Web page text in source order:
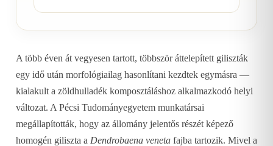
A több éven át vegyesen tartott, többször áttelepített giliszták
egy idő után morfológiailag hasonlítani kezdtek egymásra —
kialakult a zöldhulladék komposztáláshoz alkalmazkodó helyi
változat. A Pécsi Tudományegyetem munkatársai
megállapították, hogy az állomány jelentős részét képező
homogén giliszta a Dendrobaena veneta fajba tartozik. Mivel a